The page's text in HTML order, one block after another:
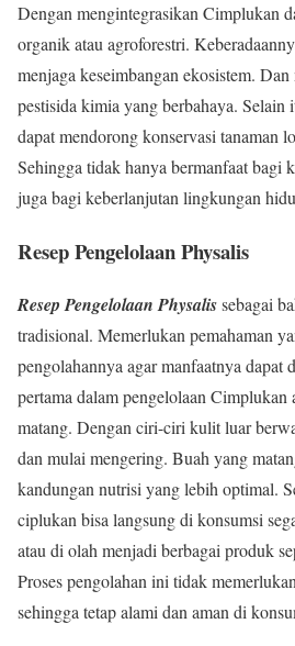
Dengan mengintegrasikan Cimplukan
organik atau agroforestri.
menjaga keseimbangan ekosistem.
pestisida kimia yang berbahaya. Selain
dapat mendorong konservasi tanaman
Sehingga tidak hanya bermanfaat bagi
juga bagi keberlanjutan lingkungan
Resep Pengelolaan Physalis
Resep Pengelolaan Physalissebagai
tradisional. Memerlukan pemahaman
pengolahannya agar manfaatnya
pertama dalam pengelolaan
matang. Dengan ciri-ciri kulit luar
dan mulai mengering. Buah yang
kandungan nutrisi yang lebih optimal.
ciplukan bisa langsung di konsumsi
atau di olah menjadi berbagai produk
Proses pengolahan ini tidak
sehingga tetap alami dan aman di